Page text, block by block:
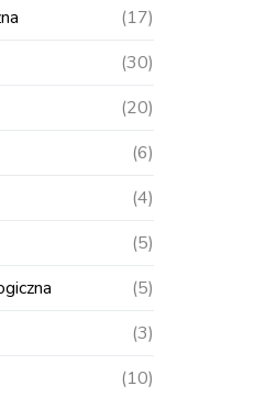
(17)
(30)
(20)
(6)
(4)
(5)
(5)
(3)
(10)